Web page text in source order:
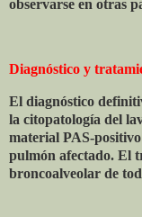
observarse en otras
Diagnóstico y
El diagnóstico
la citopatología del
material PAS-
pulmón afectado. El
broncoalveolar de